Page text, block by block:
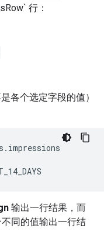
行：
各个选定字段的值）
. impressions
输出一行结果，而
同的值输出一行结